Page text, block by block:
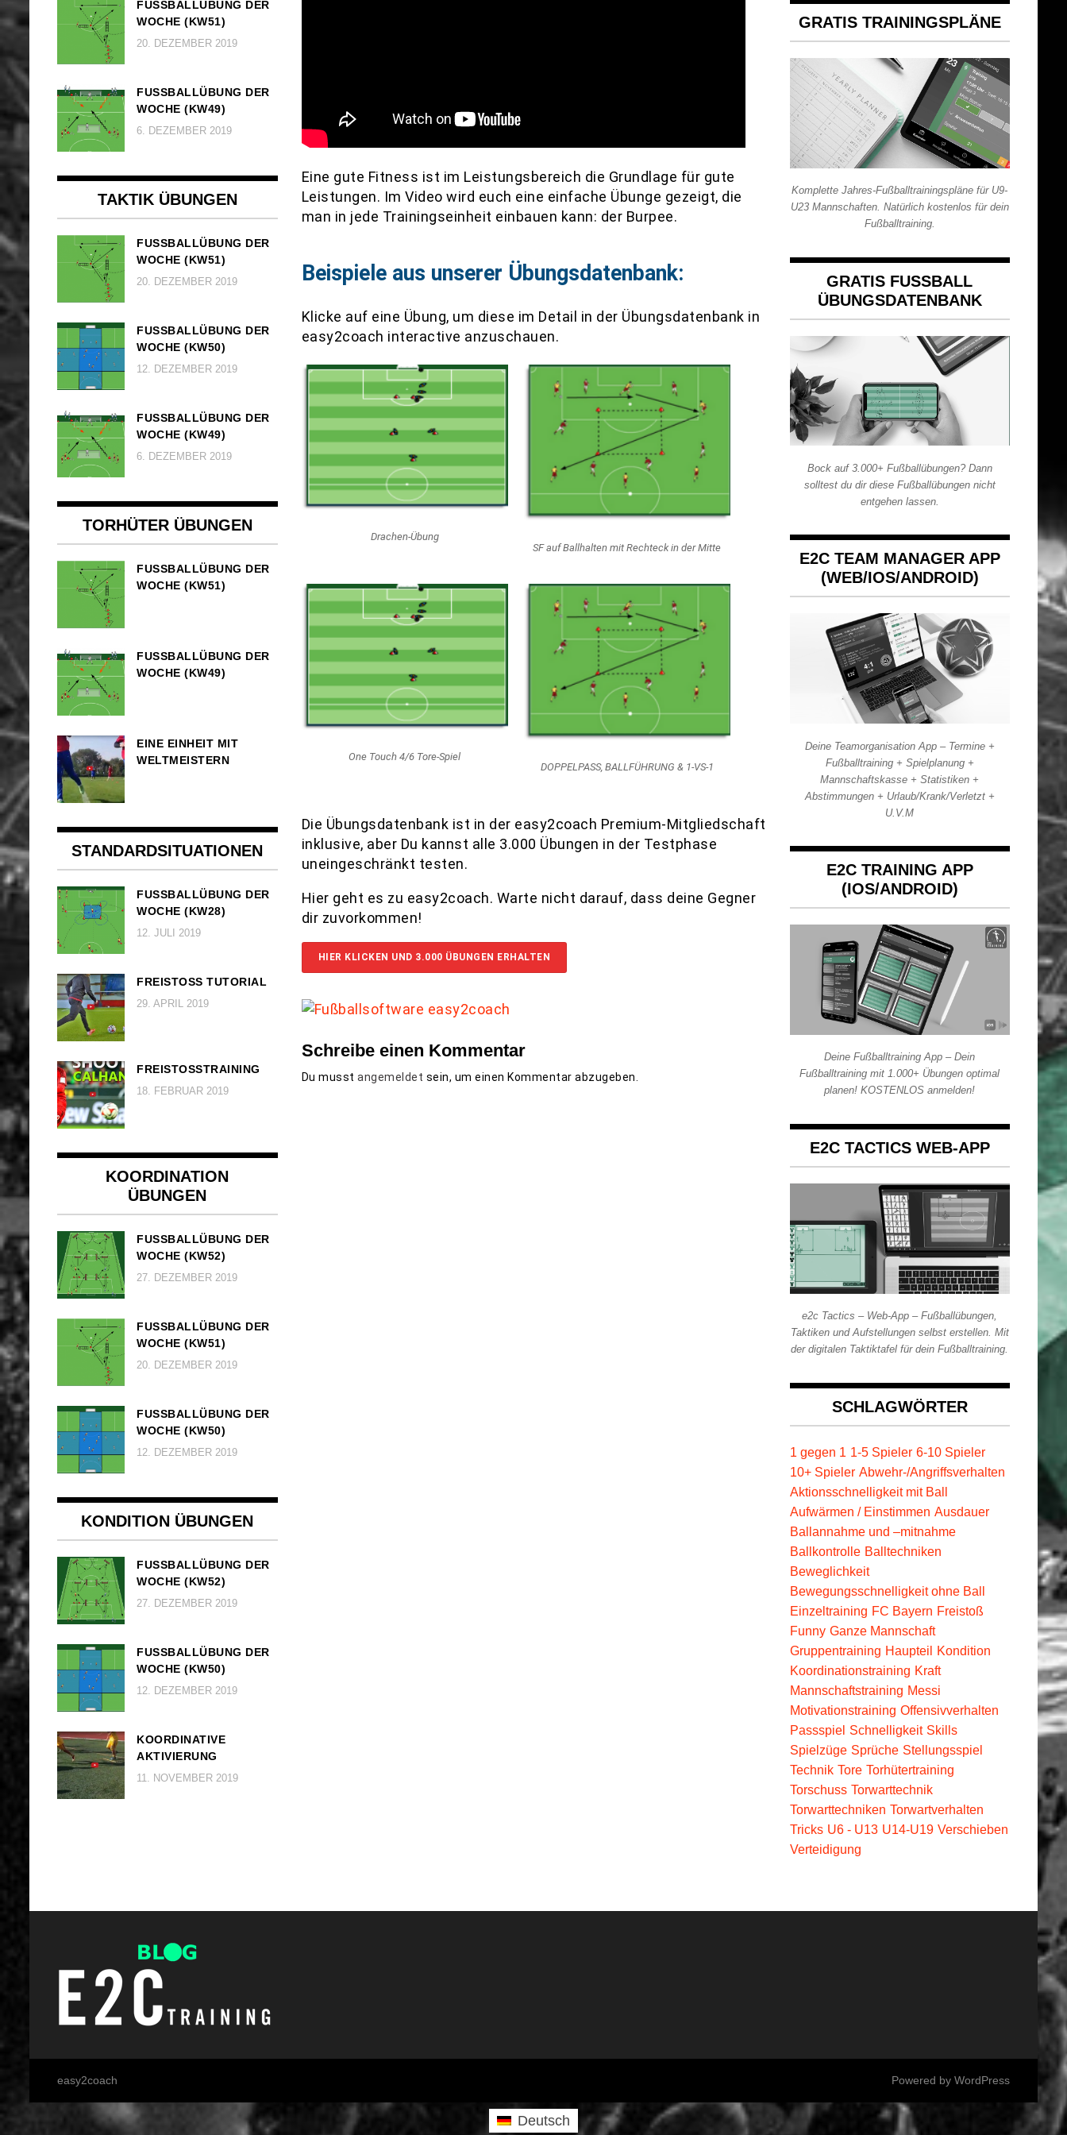
Eine gute Fitness ist im Leistungsbereich die Grundlage für gute
Leistungen. Im Video wird euch eine einfache Übunge gezeigt, die
man in jede Trainingseinheit einbauen kann: der Burpee.
Beispiele aus unserer Übungsdatenbank:
Klicke auf eine Übung, um diese im Detail in der Übungsdatenbank in
easy2coach interactive anzuschauen.
Drachen-Übung
SF auf Ballhalten mit Rechteck in der Mitte
One Touch 4/6 Tore-Spiel
DOPPELPASS, BALLFÜHRUNG & 1-VS-1
Die Übungsdatenbank ist in der easy2coach Premium-Mitgliedschaft
inklusive, aber Du kannst alle 3.000 Übungen in der Testphase
uneingeschränkt testen.
Hier geht es zu easy2coach. Warte nicht darauf, dass deine Gegner
dir zuvorkommen!
HIER KLICKEN UND 3.000 ÜBUNGEN ERHALTEN
Schreibe einen Kommentar
Du musst angemeldet sein, um einen Kommentar abzugeben.
FUSSBALLÜBUNG DER W
OCHE (KW51)
20. DEZEMBER 2019
FUSSBALLÜBUNG DER W
OCHE (KW49)
6. DEZEMBER 2019
TAKTIK ÜBUNGEN
FUSSBALLÜBUNG DER W
OCHE (KW51)
20. DEZEMBER 2019
FUSSBALLÜBUNG DER W
OCHE (KW50)
12. DEZEMBER 2019
FUSSBALLÜBUNG DER W
OCHE (KW49)
6. DEZEMBER 2019
TORHÜTER ÜBUNGEN
FUSSBALLÜBUNG DER W
OCHE (KW51)
FUSSBALLÜBUNG DER W
OCHE (KW49)
EINE EINHEIT MIT
WELTMEISTERN
STANDARDSITUATIONEN
FUSSBALLÜBUNG DER W
OCHE (KW28)
12. JULI 2019
FREISTOSS TUTORIAL
29. APRIL 2019
FREISTOSSTRAINING
18. FEBRUAR 2019
KOORDINATION
ÜBUNGEN
FUSSBALLÜBUNG DER W
OCHE (KW52)
27. DEZEMBER 2019
FUSSBALLÜBUNG DER W
OCHE (KW51)
20. DEZEMBER 2019
FUSSBALLÜBUNG DER W
OCHE (KW50)
12. DEZEMBER 2019
KONDITION ÜBUNGEN
FUSSBALLÜBUNG DER W
OCHE (KW52)
27. DEZEMBER 2019
FUSSBALLÜBUNG DER W
OCHE (KW50)
12. DEZEMBER 2019
KOORDINATIVE
AKTIVIERUNG
11. NOVEMBER 2019
GRATIS TRAININGSPLÄNE
Komplette Jahres-Fußballtrainingspläne für U9-
U23 Mannschaften. Natürlich kostenlos für dein
Fußballtraining.
GRATIS FUSSBALL Ü
BUNGSDATENBANK
Bock auf 3.000+ Fußballübungen? Dann
solltest du dir diese Fußballübungen nicht
entgehen lassen.
E2C TEAM MANAGER APP
(WEB/IOS/ANDROID)
Deine Teamorganisation App – Termine +
Fußballtraining + Spielplanung +
Mannschaftskasse + Statistiken +
Abstimmungen + Urlaub/Krank/Verletzt +
U.V.M
E2C TRAINING APP
(IOS/ANDROID)
Deine Fußballtraining App – Dein
Fußballtraining mit 1.000+ Übungen optimal
planen! KOSTENLOS anmelden!
E2C TACTICS WEB-APP
e2c Tactics – Web-App – Fußballübungen,
Taktiken und Aufstellungen selbst erstellen. Mit
der digitalen Taktiktafel für dein Fußballtraining.
SCHLAGWÖRTER
1 gegen 1 1-5 Spieler 6-10 Spieler
10+ Spieler Abwehr-/Angriffsverhalten
Aktionsschnelligkeit mit Ball
Aufwärmen / Einstimmen Ausdauer
Ballannahme und –mitnahme
Ballkontrolle Balltechniken
Beweglichkeit
Bewegungsschnelligkeit ohne Ball
Einzeltraining FC Bayern Freistoß
Funny Ganze Mannschaft
Gruppentraining Haupteil Kondition
Koordinationstraining Kraft
Mannschaftstraining Messi
Motivationstraining Offensivverhalten
Passspiel Schnelligkeit Skills
Spielzüge Sprüche Stellungsspiel
Technik Tore Torhütertraining
Torschuss Torwarttechnik
Torwarttechniken Torwartverhalten
Tricks U6 - U13 U14-U19 Verschieben
Verteidigung
easy2coach Powered by WordPress
Deutsch